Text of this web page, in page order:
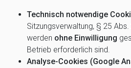
Technisch notwendige
Sitzungsverwaltung, § 25 Abs.
werden ohne Einwilligung
Betrieb erforderlich sind.
Analyse-Cookies (Google